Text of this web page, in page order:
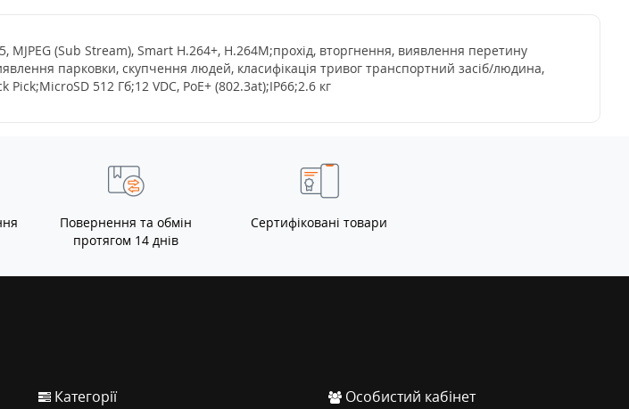
(Sub Stream), Smart H.264+, H.264M;прохід, вторгнення, виявлення перетину
парковки, скупчення людей, класифікація тривог транспортний засіб/людина,
512 Гб;12 VDC, PoE+ (802.3at);IP66;2.6 кг
Повернення та обмін
протягом 14 днів
Сертифіковані товари
Категорії Особистий кабінет